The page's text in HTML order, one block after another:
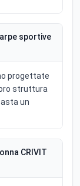
sportive
progettate
struttura
un
CRIVIT